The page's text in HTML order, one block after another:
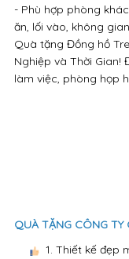
- Phù hợp phòng
ăn, lối vào, không
Quà tặng Đồng hồ
Nghiệp và Thời Gian!
làm việc, phòng họp
QUÀ TẶNG CÔNG TY
1. Thiết kế đẹp